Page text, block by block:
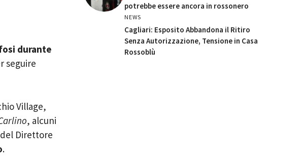
durante
seguire
Village,
, alcuni
Direttore
.
potrebbe essere ancora in rossonero
NEWS
Cagliari: Esposito Abbandona il Ritiro
Senza Autorizzazione, Tensione in Casa
Rossoblù